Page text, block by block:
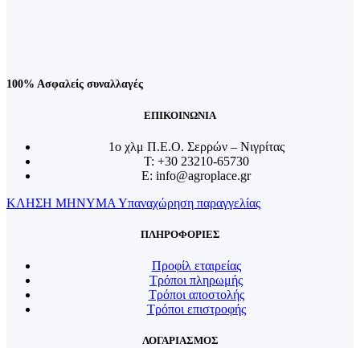
100% Ασφαλείς συναλλαγές
ΕΠΙΚΟΙΝΩΝΙΑ
1o χλμ Π.Ε.Ο. Σερρών – Νιγρίτας
T: +30 23210-65730
E: info@agroplace.gr
ΚΛΗΣΗ ΜΗΝΥΜΑ Υπαναχώρηση παραγγελίας
ΠΛΗΡΟΦΟΡΙΕΣ
Προφίλ εταιρείας
Τρόποι πληρωμής
Τρόποι αποστολής
Τρόποι επιστροφής
ΛΟΓΑΡΙΑΣΜΟΣ